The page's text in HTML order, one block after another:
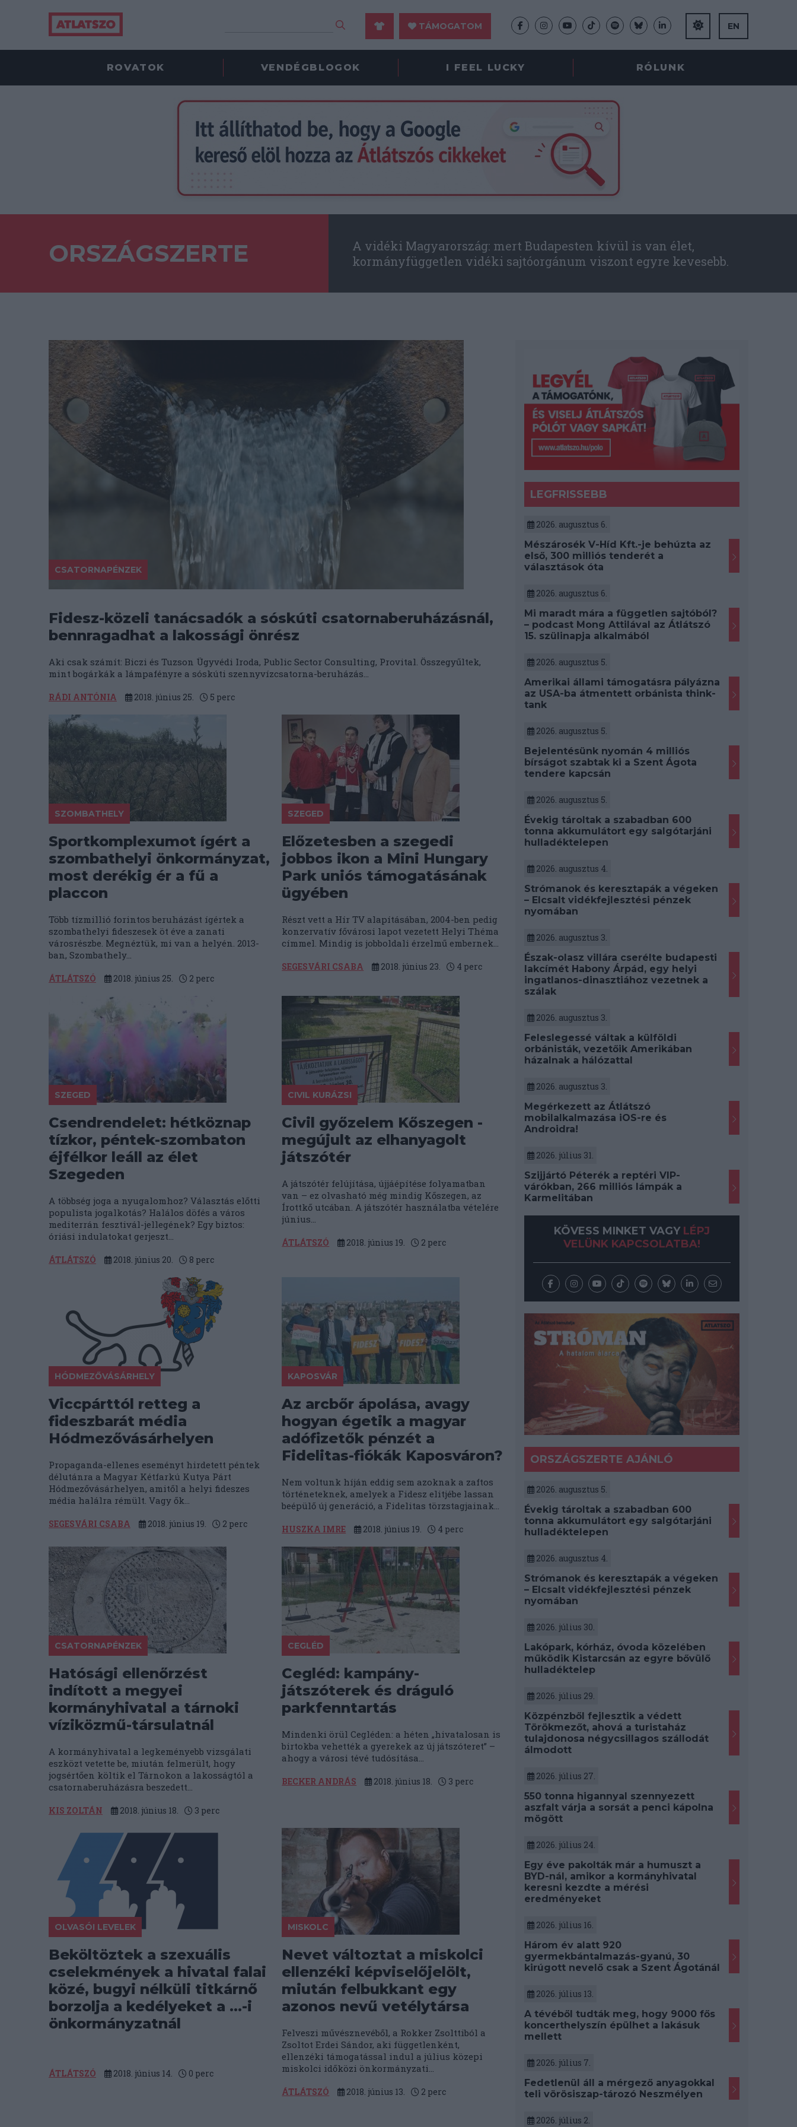
TÁMOGATOM EN
ROVATOK VENDÉGBLOGOK I FEEL LUCKY RÓLUNK
ORSZÁGSZERTE
A vidéki Magyarország: mert Budapesten kívül is van élet,
kormányfüggetlen vidéki sajtóorgánum viszont egyre kevesebb.
CSATORNAPÉNZEK
Fidesz-közeli tanácsadók a sóskúti csatornaberuházásnál,
bennragadhat a lakossági önrész
Aki csak számít: Biczi és Tuzson Ügyvédi Iroda, Public Sector Consulting, Provital. Összegyűltek,
mint bogárkák a lámpafényre a sóskúti szennyvízcsatorna-beruházás...
RÁDI ANTÓNIA 2018. június 25. 5 perc
SZOMBATHELY
Sportkomplexumot ígért a
szombathelyi önkormányzat,
most derékig ér a fű a
placcon
Több tízmillió forintos beruházást ígértek a
szombathelyi fideszesek öt éve a zanati
városrészbe. Megnéztük, mi van a helyén. 2013-
ban, Szombathely...
ÁTLÁTSZÓ 2018. június 25. 2 perc
SZEGED
Előzetesben a szegedi
jobbos ikon a Mini Hungary
Park uniós támogatásának
ügyében
Részt vett a Hír TV alapításában, 2004-ben pedig
konzervatív fővárosi lapot vezetett Helyi Théma
címmel. Mindig is jobboldali érzelmű embernek...
SEGESVÁRI CSABA 2018. június 23. 4 perc
SZEGED
Csendrendelet: hétköznap
tízkor, péntek-szombaton
éjfélkor leáll az élet
Szegeden
A többség joga a nyugalomhoz? Választás előtti
populista jogalkotás? Halálos döfés a város
mediterrán fesztivál-jellegének? Egy biztos:
óriási indulatokat gerjeszt...
ÁTLÁTSZÓ 2018. június 20. 8 perc
CIVIL KURÁZSI
Civil győzelem Kőszegen -
megújult az elhanyagolt
játszótér
A játszótér felújítása, újjáépítése folyamatban
van – ez olvasható még mindig Kőszegen, az
Írottkő utcában. A játszótér használatba vételére
június...
ÁTLÁTSZÓ 2018. június 19. 2 perc
HÓDMEZŐVÁSÁRHELY
Viccpárttól retteg a
fideszbarát média
Hódmezővásárhelyen
Propaganda-ellenes eseményt hirdetett péntek
délutánra a Magyar Kétfarkú Kutya Párt
Hódmezővásárhelyen, amitől a helyi fideszes
média halálra rémült. Vagy ők...
SEGESVÁRI CSABA 2018. június 19. 2 perc
KAPOSVÁR
Az arcbőr ápolása, avagy
hogyan égetik a magyar
adófizetők pénzét a
Fidelitas-fiókák Kaposváron?
Nem voltunk híján eddig sem azoknak a zaftos
történeteknek, amelyek a Fidesz elitjébe lassan
beépülő új generáció, a Fidelitas törzstagjainak...
HUSZKA IMRE 2018. június 19. 4 perc
CSATORNAPÉNZEK
Hatósági ellenőrzést
indított a megyei
kormányhivatal a tárnoki
víziközmű-társulatnál
A kormányhivatal a legkeményebb vizsgálati
eszközt vetette be, miután felmerült, hogy
jogsértően költik el Tárnokon a lakosságtól a
csatornaberuházásra beszedett...
KIS ZOLTÁN 2018. június 18. 3 perc
CEGLÉD
Cegléd: kampány-
játszóterek és dráguló
parkfenntartás
Mindenki örül Cegléden: a héten „hivatalosan is
birtokba vehették a gyerekek az új játszóteret” –
ahogy a városi tévé tudósítása...
BECKER ANDRÁS 2018. június 18. 3 perc
OLVASÓI LEVELEK
Beköltöztek a szexuális
cselekmények a hivatal falai
közé, bugyi nélküli titkárnő
borzolja a kedélyeket a ...-i
önkormányzatnál
ÁTLÁTSZÓ 2018. június 14. 0 perc
MISKOLC
Nevet változtat a miskolci
ellenzéki képviselőjelölt,
miután felbukkant egy
azonos nevű vetélytársa
Felveszi művésznevéből, a Rokker Zsolttiból a
Zsoltot Erdei Sándor, aki függetlenként,
ellenzéki támogatással indul a július közepi
miskolci időközi önkormányzati...
ÁTLÁTSZÓ 2018. június 13. 2 perc
LEGFRISSEBB
2026. augusztus 6.
Mészárosék V-Híd Kft.-je behúzta az
első, 300 milliós tenderét a
választások óta
2026. augusztus 6.
Mi maradt mára a független sajtóból?
– podcast Mong Attilával az Átlátszó
15. szülinapja alkalmából
2026. augusztus 5.
Amerikai állami támogatásra pályázna
az USA-ba átmentett orbánista think-
tank
2026. augusztus 5.
Bejelentésünk nyomán 4 milliós
bírságot szabtak ki a Szent Ágota
tendere kapcsán
2026. augusztus 5.
Évekig tároltak a szabadban 600
tonna akkumulátort egy salgótarjáni
hulladéktelepen
2026. augusztus 4.
Strómanok és keresztapák a végeken
– Elcsalt vidékfejlesztési pénzek
nyomában
2026. augusztus 3.
Észak-olasz villára cserélte budapesti
lakcímét Habony Árpád, egy helyi
ingatlanos-dinasztiához vezetnek a
szálak
2026. augusztus 3.
Feleslegessé váltak a külföldi
orbánisták, vezetőik Amerikában
házalnak a hálózattal
2026. augusztus 3.
Megérkezett az Átlátszó
mobilalkalmazása iOS-re és
Androidra!
2026. július 31.
Szijjártó Péterék a reptéri VIP-
várókban, 266 milliós lámpák a
Karmelitában
KÖVESS MINKET VAGY LÉPJ
VELÜNK KAPCSOLATBA!
ORSZÁGSZERTE AJÁNLÓ
2026. augusztus 5.
Évekig tároltak a szabadban 600
tonna akkumulátort egy salgótarjáni
hulladéktelepen
2026. augusztus 4.
Strómanok és keresztapák a végeken
– Elcsalt vidékfejlesztési pénzek
nyomában
2026. július 30.
Lakópark, kórház, óvoda közelében
működik Kistarcsán az egyre bővülő
hulladéktelep
2026. július 29.
Közpénzből fejlesztik a védett
Törökmezőt, ahová a turistaház
tulajdonosa négycsillagos szállodát
álmodott
2026. július 27.
550 tonna higannyal szennyezett
aszfalt várja a sorsát a penci kápolna
mögött
2026. július 24.
Egy éve pakolták már a humuszt a
BYD-nál, amikor a kormányhivatal
keresni kezdte a mérési
eredményeket
2026. július 16.
Három év alatt 920
gyermekbántalmazás-gyanú, 30
kirúgott nevelő csak a Szent Ágotánál
2026. július 13.
A tévéből tudták meg, hogy 9000 fős
koncerthelyszín épülhet a lakásuk
mellett
2026. július 7.
Fedetlenül áll a mérgező anyagokkal
teli vörösiszap-tározó Neszmélyen
2026. július 2.